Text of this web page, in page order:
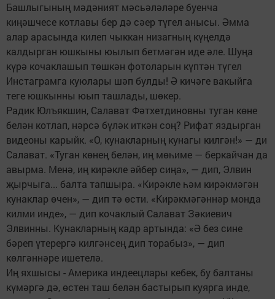
Башлыгының мәдәният мәсьәләләре буенча
киңәшчесе котлавы бер дә сәер түгел анысы. Әмма
алар арасында килеп чыккан низагның күңелдә
калдырган юшкыны юылып бетмәгән иде әле. Шуңа
күрә кочаклашып төшкән фотоларын күптән түгел
Инстаграмга куюлары шәп булды! Ә кичәге вакыйга
теге юшкынны юып ташлады, шөкер.
Радик Юлъякшин, Салават Фәтхетдиновны туган көне
белән котлап, нәрсә бүләк иткән соң? Рифат яздырган
видеоны карыйк. «О, кунакларның кунагы килгән!» — ди
Салават. «Туган көнең белән, иң мөһиме — беркайчан да
авырма. Менә, иң кирәкле әйбер сиңа», — дип, Элвин
җырчыга... балта тапшыра. «Кирәкле һәм кирәкмәгән
кунаклар өчен», — дип тә өсти. «Кирәкмәгәннәр монда
килми инде», — дип кочаклый Салават Зәкиевич
Элвинны. Кунакларның кадр артында: «Ә без сине
бәреп үтерергә килгәнсең дип торабыз», — дип
көлгәннәре ишетелә.
Иң яхшысы - Америка индеецлары кебек, бу балтаны
күмәргә дә, өстен таш белән бастырып куярга инде,